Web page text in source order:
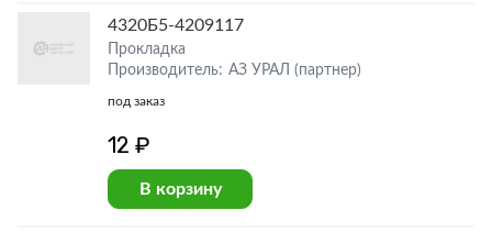
4320Б5-4209117
Прокладка
Производитель: АЗ УРАЛ (партнер)
под заказ
12 ₽
В корзину